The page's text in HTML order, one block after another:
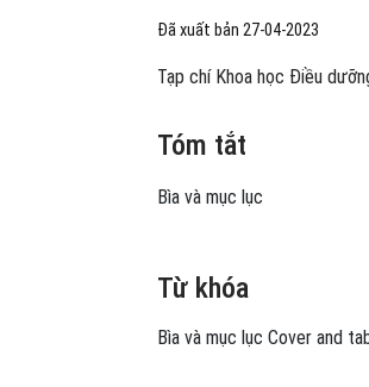
Đã xuất bản 27-04-2023
Tạp chí Khoa học Điều
Tóm tắt
Bìa và mục lục
Từ khóa
Bìa và mục lục Cover and